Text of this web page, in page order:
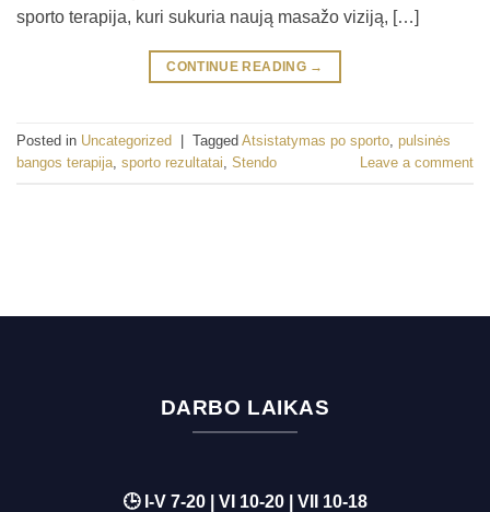
sporto terapija, kuri sukuria naują masažo viziją, […]
CONTINUE READING →
Posted in Uncategorized Tagged Atsistatymas po sporto pulsinės
bangos terapija sporto rezultatai Stendo Leave a comment
DARBO LAIKAS
🕒 I-V 7-20 | VI 10-20 | VII 10-18